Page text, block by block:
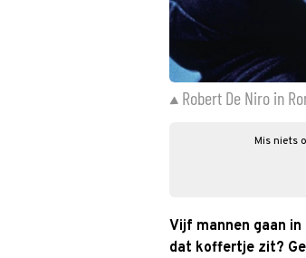
Robert De Niro in
Mis niets
Vijf mannen gaan
dat koffertje zit?